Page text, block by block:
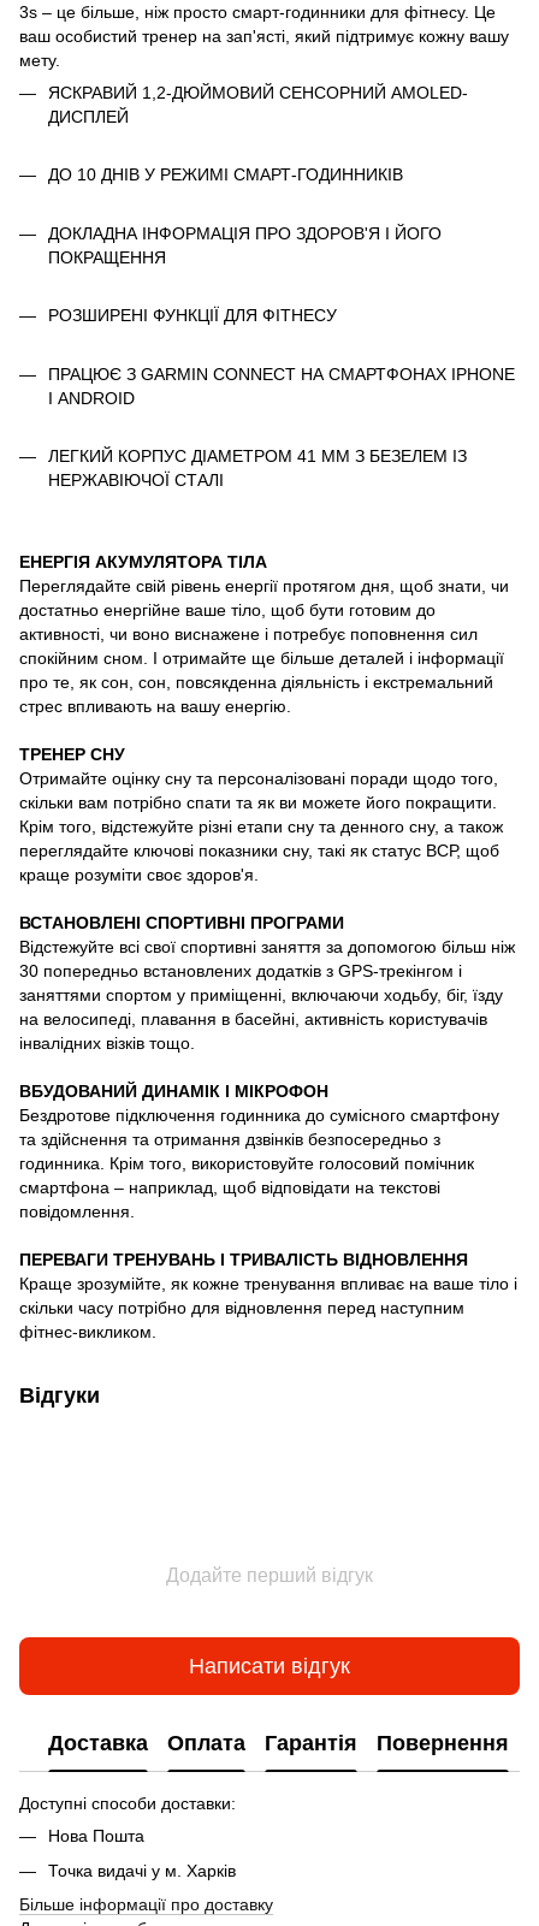
3s – це більше, ніж просто смарт-годинники для фітнесу. Це
ваш особистий тренер на зап'ясті, який підтримує кожну вашу
мету.
ЯСКРАВИЙ 1,2-ДЮЙМОВИЙ СЕНСОРНИЙ AMOLED-
ДИСПЛЕЙ
ДО 10 ДНІВ У РЕЖИМІ СМАРТ-ГОДИННИКІВ
ДОКЛАДНА ІНФОРМАЦІЯ ПРО ЗДОРОВ'Я І ЙОГО
ПОКРАЩЕННЯ
РОЗШИРЕНІ ФУНКЦІЇ ДЛЯ ФІТНЕСУ
ПРАЦЮЄ З GARMIN CONNECT НА СМАРТФОНАХ IPHONE
І ANDROID
ЛЕГКИЙ КОРПУС ДІАМЕТРОМ 41 ММ З БЕЗЕЛЕМ ІЗ
НЕРЖАВІЮЧОЇ СТАЛІ
ЕНЕРГІЯ АКУМУЛЯТОРА ТІЛА
Переглядайте свій рівень енергії протягом дня, щоб знати, чи
достатньо енергійне ваше тіло, щоб бути готовим до
активності, чи воно виснажене і потребує поповнення сил
спокійним сном. І отримайте ще більше деталей і інформації
про те, як сон, сон, повсякденна діяльність і екстремальний
стрес впливають на вашу енергію.
ТРЕНЕР СНУ
Отримайте оцінку сну та персоналізовані поради щодо того,
скільки вам потрібно спати та як ви можете його покращити.
Крім того, відстежуйте різні етапи сну та денного сну, а також
переглядайте ключові показники сну, такі як статус ВСР, щоб
краще розуміти своє здоров'я.
ВСТАНОВЛЕНІ СПОРТИВНІ ПРОГРАМИ
Відстежуйте всі свої спортивні заняття за допомогою більш ніж
30 попередньо встановлених додатків з GPS-трекінгом і
заняттями спортом у приміщенні, включаючи ходьбу, біг, їзду
на велосипеді, плавання в басейні, активність користувачів
інвалідних візків тощо.
ВБУДОВАНИЙ ДИНАМІК І МІКРОФОН
Бездротове підключення годинника до сумісного смартфону
та здійснення та отримання дзвінків безпосередньо з
годинника. Крім того, використовуйте голосовий помічник
смартфона – наприклад, щоб відповідати на текстові
повідомлення.
ПЕРЕВАГИ ТРЕНУВАНЬ І ТРИВАЛІСТЬ ВІДНОВЛЕННЯ
Краще зрозумійте, як кожне тренування впливає на ваше тіло і
скільки часу потрібно для відновлення перед наступним
фітнес-викликом.
Відгуки
Додайте перший відгук
Написати відгук
Доставка Оплата Гарантія Повернення
Доступні способи доставки:
Нова Пошта
Точка видачі у м. Харків
Більше інформації про доставку